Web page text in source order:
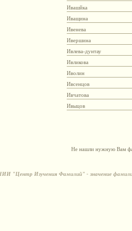
Ивашйка
Иващина
Ивенева
Ивершина
Ивлева-дунтау
Ивликова
Иволин
Ивсенцов
Ивчатова
Ивыцов
Не нашли нужную Вам
"Центр Изучения Фамилий" - значение